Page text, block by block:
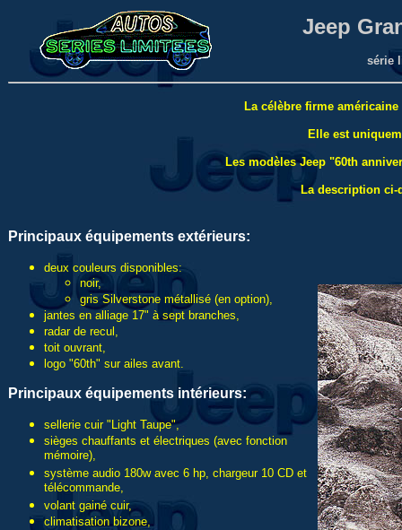
Jeep
série
La célèbre firme
Elle est
Les modèles Jeep "60th
La description ci-
Principaux équipements extérieurs:
deux couleurs disponibles:
noir,
gris Silverstone métallisé (en option),
jantes en alliage 17" à sept branches,
radar de recul,
toit ouvrant,
logo "60th" sur ailes avant.
Principaux équipements intérieurs:
sellerie cuir "Light Taupe",
sièges chauffants et électriques (avec fonction
mémoire),
système audio 180w avec 6 hp, chargeur 10 CD et
télécommande,
volant gainé cuir,
climatisation bizone,